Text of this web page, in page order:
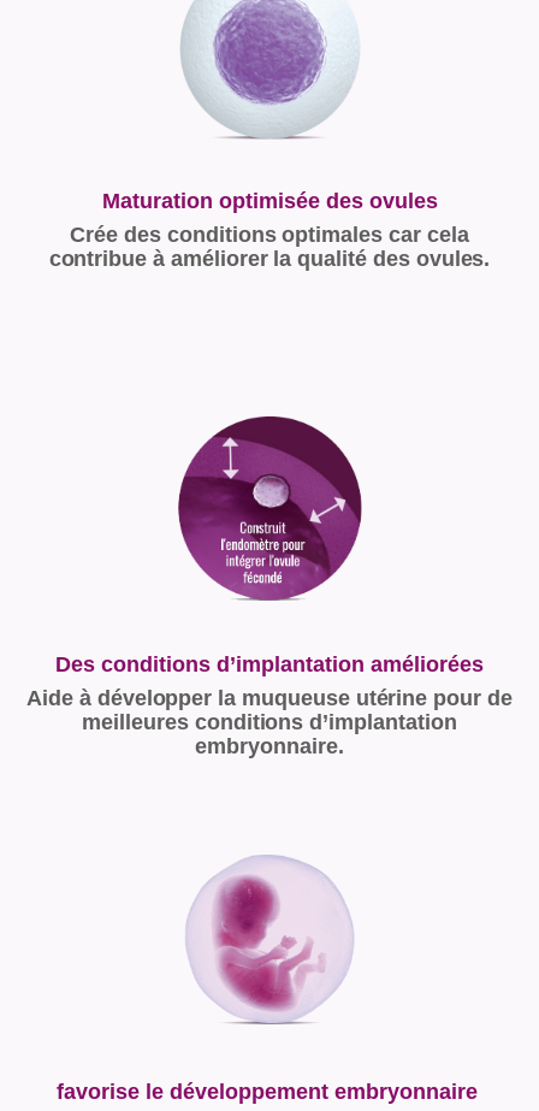
Maturation optimisée des ovules
Crée des conditions optimales car cela
contribue à améliorer la qualité des ovules.
Des conditions d’implantation améliorées
Aide à développer la muqueuse utérine pour de
meilleures conditions d’implantation
embryonnaire.
favorise le développement embryonnaire